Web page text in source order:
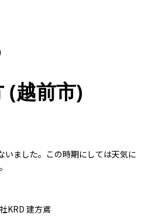
(越前市)
いました。この時期にしては天気に
KRD 建方鳶